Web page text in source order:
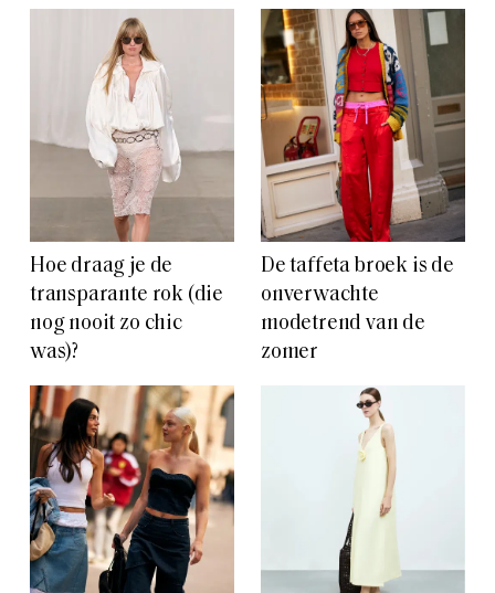
Hoe draag je de
transparante rok (die
nog nooit zo chic
was)?
De taffeta broek is de
onverwachte
modetrend van de
zomer